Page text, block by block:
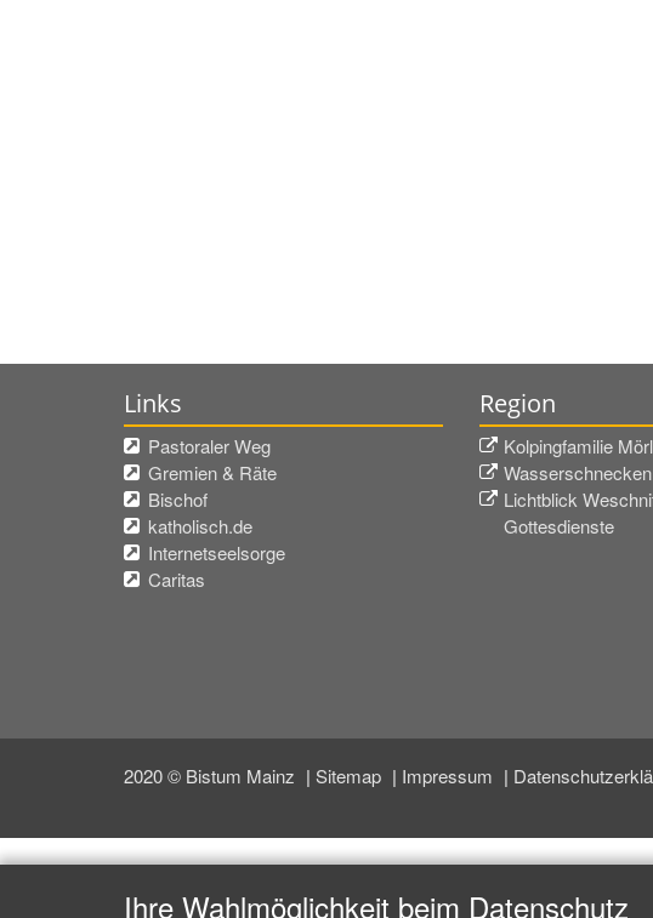
Links
Pastoraler Weg
Gremien & Räte
Bischof
katholisch.de
Internetseelsorge
Caritas
Region
Kolpingfamilie
Lichtblick
Gottesdienste
2020 © Bistum Mainz Sitemap Impressum
Ihre Wahlmöglichkeit beim Datenschutz